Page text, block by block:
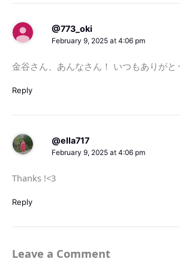
@773_oki
February 9, 2025 at 4:06 pm
金谷さん、あんなさん！ いつもありがと
Reply
@ella717
February 9, 2025 at 4:06 pm
Thanks !<3
Reply
Leave a Comment